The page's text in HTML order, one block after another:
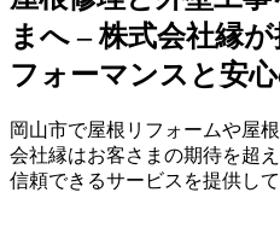
まへ – 株式会社縁
フォーマンスと安
岡山市で屋根リフォームや屋
会社縁はお客さまの期待を超
信頼できるサービスを提供して